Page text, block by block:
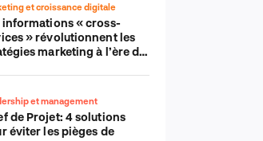
et croissance digitale
informations « cross-
» révolutionnent les
marketing à l’ère du
et management
de Projet: 4 solutions
éviter les pièges de